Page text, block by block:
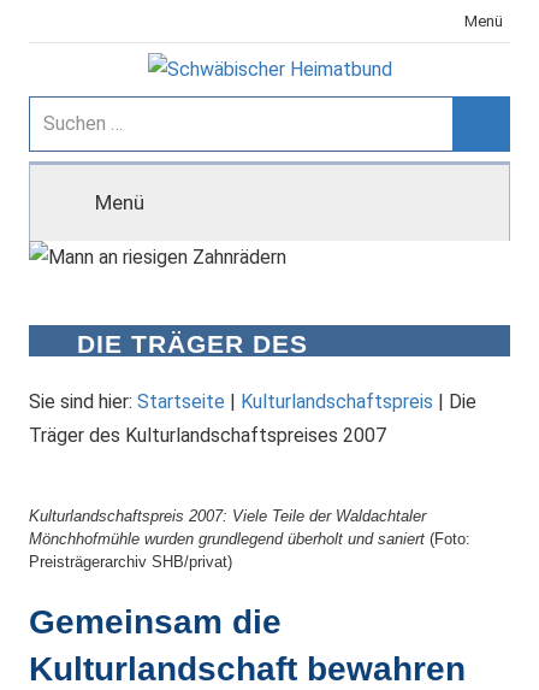
Inhalt
Menü
Schwäbischer
Heimatbund
Suchen
nach:
Menü
DIE TRÄGER DES
2007
Sie sind hier: Startseite | Kulturlandschaftspreis | Die
Träger des Kulturlandschaftspreises 2007
Kulturlandschaftspreis 2007: Viele Teile der Waldachtaler
Mönchhofmühle wurden grundlegend überholt und saniert (Foto:
Preisträgerarchiv SHB/privat)
Gemeinsam die
Kulturlandschaft bewahren